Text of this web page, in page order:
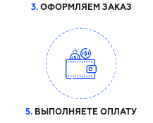
3.ОФОРМЛЯЕМ ЗАКАЗ
5. ВЫПОЛНЯЕТЕ ОПЛАТУ